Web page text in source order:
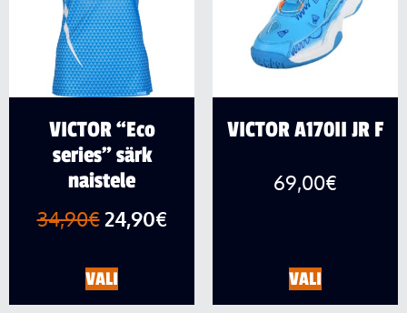
VICTOR “Eco
series” särk
naistele
34,90€24,90€
VALI
VICTOR A170II JR F
69,00€
VALI